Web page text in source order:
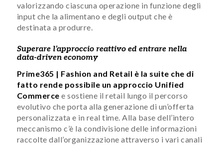
valorizzando ciascuna operazione in funzione degli
input che la alimentano e degli output che è
destinata a produrre.
Superare l’approccio reattivo ed entrare nella
data-driven economy
Prime365 | Fashion and Retail è la suite che di
fatto rende possibile un approccio Unified
Commerce e sostiene il retail lungo il percorso
evolutivo che porta alla generazione di un’offerta
personalizzata e in real time. Alla base dell’intero
meccanismo c’è la condivisione delle informazioni
raccolte dall’organizzazione attraverso i vari canali